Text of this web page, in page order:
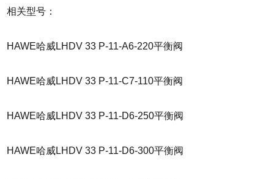
相关型号：
HAWE哈威LHDV 33 P-11-A6-220平衡阀
HAWE哈威LHDV 33 P-11-C7-110平衡阀
HAWE哈威LHDV 33 P-11-D6-250平衡阀
HAWE哈威LHDV 33 P-11-D6-300平衡阀